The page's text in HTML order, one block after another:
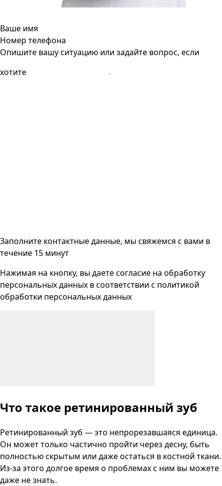
Ваше имя
Номер телефона
Опишите вашу ситуацию или задайте вопрос, если
хотите
Заполните контактные данные, мы свяжемся с вами в
течение 15 минут
Нажимая на кнопку, вы даете согласие на обработку
персональных данных в соответствии с политикой
обработки персональных данных
Что такое ретинированный зуб
Ретинированный зуб — это непрорезавшаяся единица.
Он может только частично пройти через десну, быть
полностью скрытым или даже остаться в костной ткани.
Из-за этого долгое время о проблемах с ним вы можете
даже не знать.